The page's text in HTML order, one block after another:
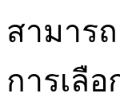
สามาร
การเลื